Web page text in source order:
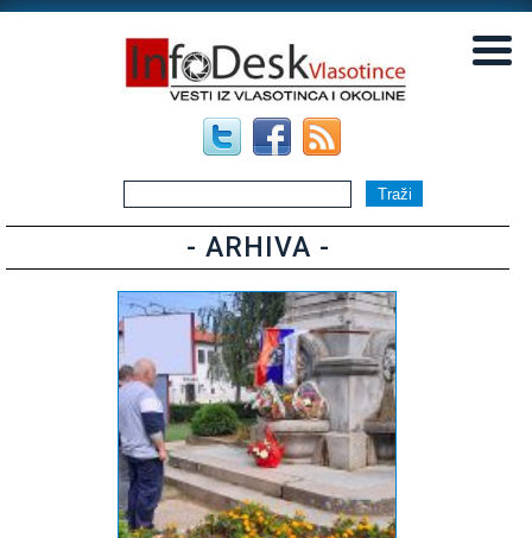
- ARHIVA -